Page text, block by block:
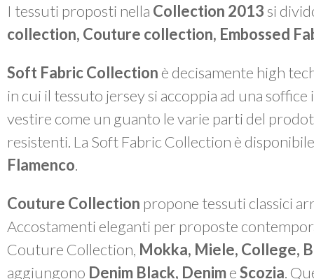
I tessuti proposti nella Collection 2013 si
collection, Couture collection, Embossed
Soft Fabric Collection è decisamente high
in cui il tessuto jersey si accoppia ad una
vestire come un guanto le varie parti del
resistenti. La Soft Fabric Collection è
Flamenco.
Couture Collection propone tessuti classici
Accostamenti eleganti per proposte
Couture Collection, Mokka, Miele, College,
aggiungono Denim Black, DenimeScozia.